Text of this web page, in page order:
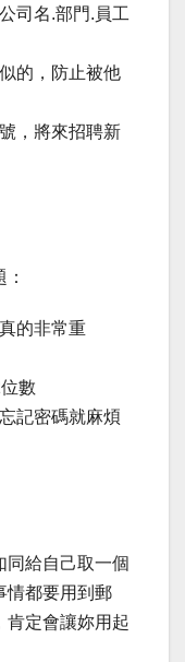
司名.部門.員工
的，防止被他
，將來招聘新
的非常重
數
記密碼就麻煩
同給自己取一個
情都要用到郵
肯定會讓妳用起